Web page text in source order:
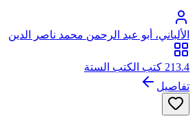
الألباني، أبو عبد الرحمن محمد ناصر الدين
213.4 كتب الكتب الستة
تفاصيل